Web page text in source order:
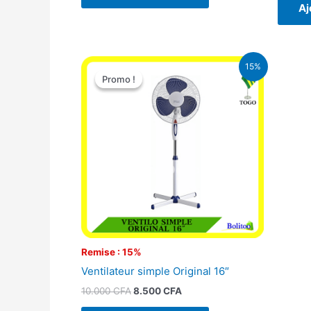
15%
Promo !
Remise : 15%
Promo !
Ventilateur simple Original 16″
10.000CFA
Le
initial
était :
10.000 CFA.
8.500CFA
Le
actuel
est :
8.500 CFA.